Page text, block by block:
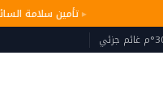
تأمين سلامة